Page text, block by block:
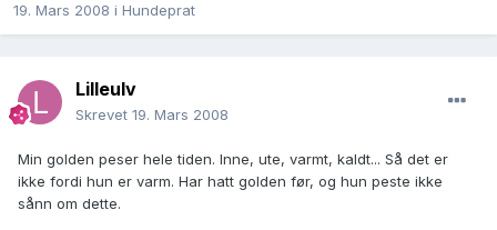
19. Mars 2008 i Hundeprat
Lilleulv
Skrevet 19. Mars 2008
Min golden peser hele tiden. Inne, ute, varmt, kaldt... Så det er
ikke fordi hun er varm. Har hatt golden før, og hun peste ikke
sånn om dette.